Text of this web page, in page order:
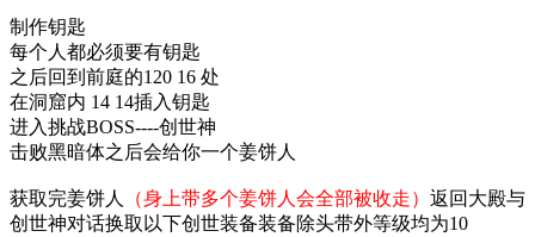
制作钥匙
每个人都必须要有钥匙
之后回到前庭的120 16 处
在洞窟内 14 14插入钥匙
进入挑战BOSS----创世神
击败黑暗体之后会给你一个姜饼人
获取完姜饼人 （身上带多个姜饼人会全部被收走） 返回大殿与
创世神对话换取以下创世装备装备除头带外等级均为10